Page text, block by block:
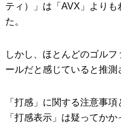
ティ）」は「AVX」より
た。
しかし、ほとんどのゴルフ
ールだと感じていると推測
「打感」に関する注意事
「打感表示」は疑ってかか